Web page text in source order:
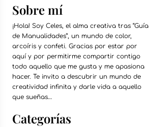
Sobre mí
¡Hola! Soy Celes, el alma creativa tras “Guía
de Manualidades”, un mundo de color,
arcoíris y confeti. Gracias por estar por
aquí y por permitirme compartir contigo
todo aquello que me gusta y me apasiona
hacer. Te invito a descubrir un mundo de
creatividad infinita y darle vida a aquello
que sueñas…
Categorías